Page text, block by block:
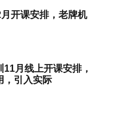
开课安排，老牌机
月线上开课安排，
，引入实际